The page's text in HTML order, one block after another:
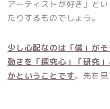
アーティストが好き」と
たりするものでしょう。
少し心配なのは「僕」が
動きを「探究心」「研究
かということです。先を見